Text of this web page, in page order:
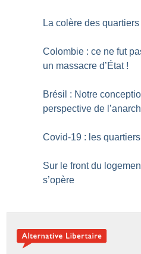
La colère des
Colombie : ce ne fut
un massacre d’État !
Brésil : Notre
perspective de
Covid-19 : les
Sur le front du
s’opère